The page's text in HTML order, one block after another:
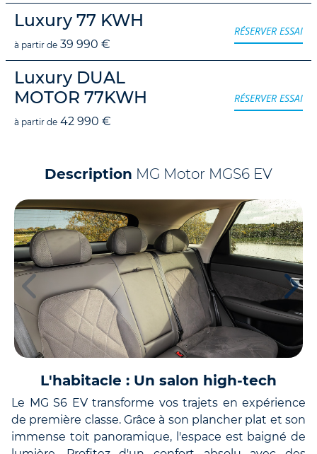
Luxury 77 KWH
à partir de 39 990 €
RÉSERVER ESSAI
Luxury DUAL
MOTOR 77KWH
à partir de 42 990 €
RÉSERVER ESSAI
Description MG Motor MGS6 EV
L'habitacle : Un salon high-tech
Le MG S6 EV transforme vos trajets en expérience
de première classe. Grâce à son plancher plat et son
immense toit panoramique, l'espace est baigné de